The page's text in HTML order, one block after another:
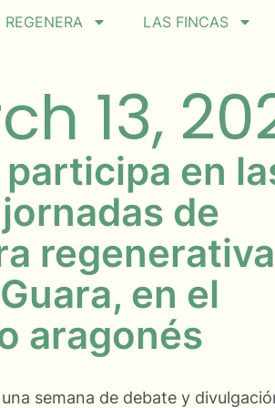
REGENERA LAS FINCAS
13,
participa en
de
en el
aragonés
semana de debate y